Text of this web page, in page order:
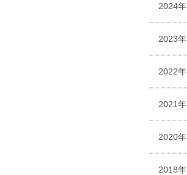
2024年
2023年
2022年
2021年
2020年
2018年